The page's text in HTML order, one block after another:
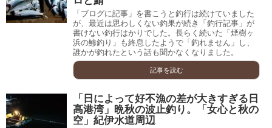
「ブログに記事」を書こうと釣行は続けていました
が、最近は思わしくない釣果が続き「釣行記事」が
書けない釣行はかりでした。長らく続いた「煙樹ヶ
浜の鯵釣り」も終息したようで「釣れません」し、
誰かが釣れたという話も聞かなくなりました。
記事を読む
「日によって好不漁の差が大きすぎる日
高港湾」晩秋の波止釣り。「女心と秋の
空」紀伊水道周辺